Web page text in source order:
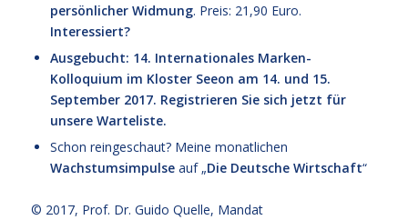
persönlicher Widmung. Preis: 21,90 Euro.
Interessiert?
Ausgebucht: 14. Internationales Marken-
Kolloquium im Kloster Seeon am 14. und 15.
September 2017. Registrieren Sie sich jetzt für
unsere Warteliste.
Schon reingeschaut? Meine monatlichen
Wachstumsimpulseauf „Die Deutsche Wirtschaft“
© 2017, Prof. Dr. Guido Quelle, Mandat